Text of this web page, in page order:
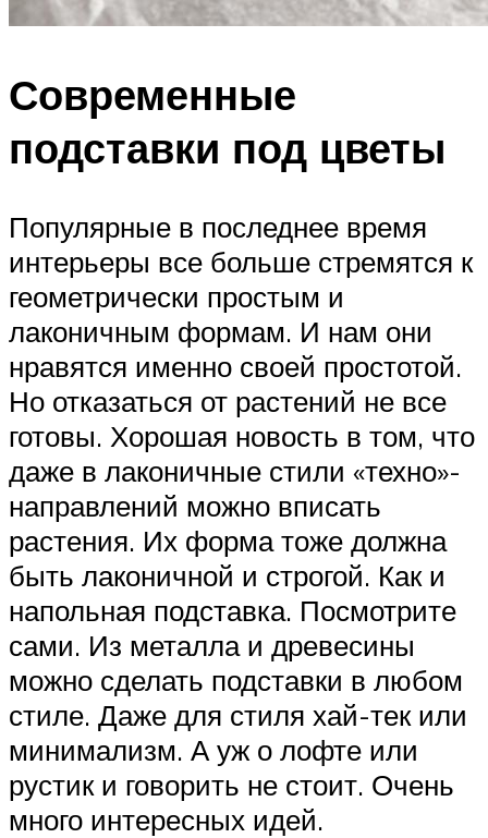
Современные
подставки под цветы
Популярные в последнее время
интерьеры все больше стремятся к
геометрически простым и
лаконичным формам. И нам они
нравятся именно своей простотой.
Но отказаться от растений не все
готовы. Хорошая новость в том, что
даже в лаконичные стили «техно»-
направлений можно вписать
растения. Их форма тоже должна
быть лаконичной и строгой. Как и
напольная подставка. Посмотрите
сами. Из металла и древесины
можно сделать подставки в любом
стиле. Даже для стиля хай-тек или
минимализм. А уж о лофте или
рустик и говорить не стоит. Очень
много интересных идей.